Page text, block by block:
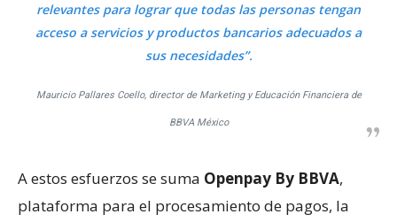
relevantes para lograr que todas las personas tengan
acceso a servicios y productos bancarios adecuados a
sus necesidades”.
Mauricio Pallares Coello, director de Marketing y Educación Financiera de
BBVA México
A estos esfuerzos se suma Openpay By BBVA,
plataforma para el procesamiento de pagos, la